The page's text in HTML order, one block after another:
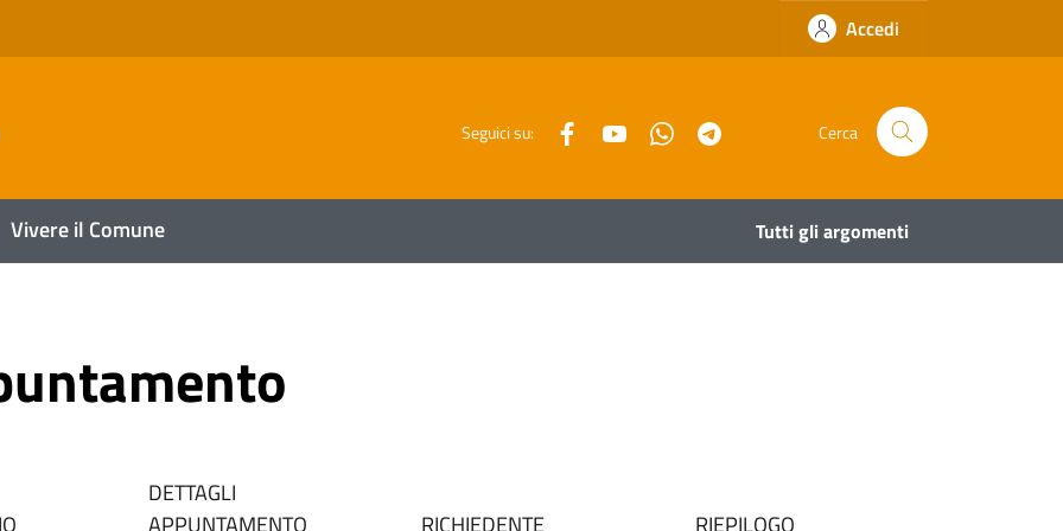
Accedi
Seguici su: FacebookYouTubeWhatsapp Cerca
Vivere il Comune Tutti gli argomenti
DETTAGLI
APPUNTAMENTO
RICHIEDENTE RIEPILOGO